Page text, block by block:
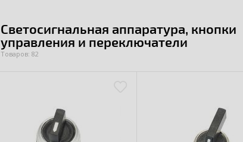
Светосигнальная аппаратура, кнопки
управления и переключатели
Товаров: 82